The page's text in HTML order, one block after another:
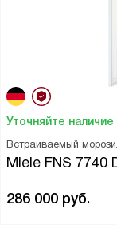
Уточняйте наличие
Встраиваемый
Miele FNS 7740
286 000 руб.